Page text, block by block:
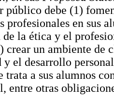
público debe (1)
profesionales en sus
la ética y el
crear un ambiente de
y el desarrollo
trata a sus alumnos
entre otras